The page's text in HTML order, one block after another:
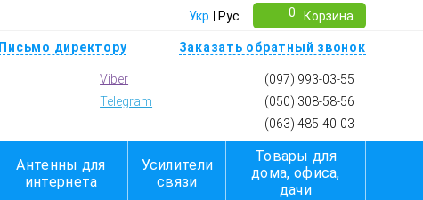
Укр Рус 0 Корзина
Письмо директору Заказать обратный звонок
Viber
Telegram
(097) 993-03-55
(050) 308-58-56
(063) 485-40-03
Антенны для
интернета
Усилители
связи
Товары для
дома, офиса,
дачи